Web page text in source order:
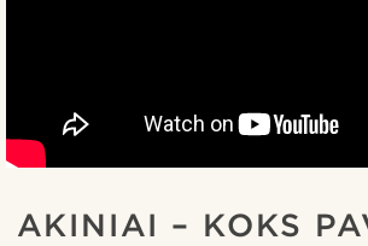
AKINIAI – KOKS